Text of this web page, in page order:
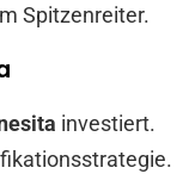
Spitzenreiter.
investiert.